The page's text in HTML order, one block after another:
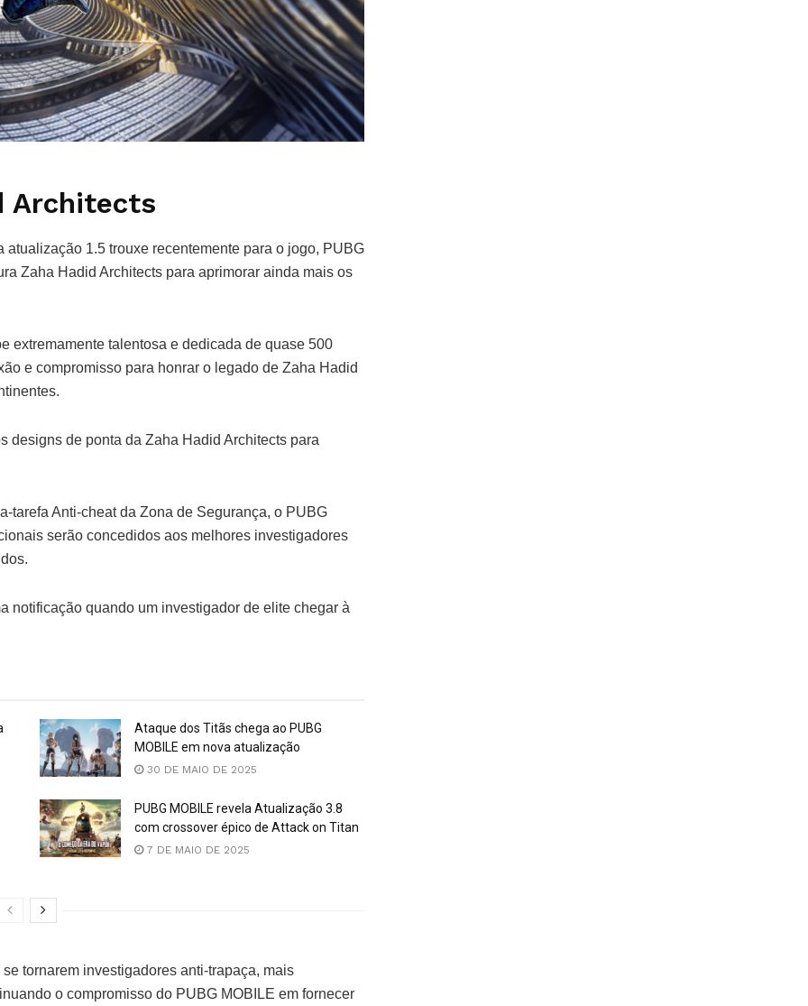
Architects
1.5 trouxe recentemente para o jogo, PUBG
Zaha Hadid Architects para aprimorar ainda mais os
extremamente talentosa e dedicada de quase 500
e compromisso para honrar o legado de Zaha Hadid
designs de ponta da Zaha Hadid Architects para
tarefa Anti-cheat da Zona de Segurança, o PUBG
serão concedidos aos melhores investigadores
notificação quando um investigador de elite chegar à
Ataque dos Titãs chega ao PUBG
MOBILE em nova atualização
30 DE MAIO DE 2025
PUBG MOBILE revela Atualização 3.8
com crossover épico de Attack on Titan
7 DE MAIO DE 2025
tornarem investigadores anti-trapaça, mais
o compromisso do PUBG MOBILE em fornecer